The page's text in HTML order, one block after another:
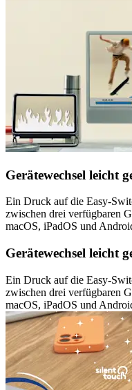
Gerätewechsel leicht
Ein Druck auf die Easy-
zwischen drei verfügbaren
macOS, iPadOS und
Gerätewechsel leicht
Ein Druck auf die Easy-
zwischen drei verfügbaren
macOS, iPadOS und